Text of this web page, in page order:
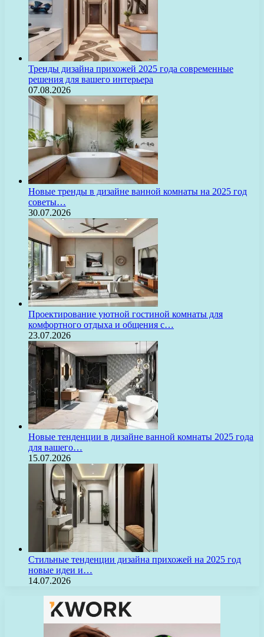
Тренды дизайна прихожей 2025 года современные
решения для вашего интерьера
07.08.2026
Новые тренды в дизайне ванной комнаты на 2025 год
советы…
30.07.2026
Проектирование уютной гостиной комнаты для
комфортного отдыха и общения с…
23.07.2026
Новые тенденции в дизайне ванной комнаты 2025 года
для вашего…
15.07.2026
Стильные тенденции дизайна прихожей на 2025 год
новые идеи и…
14.07.2026